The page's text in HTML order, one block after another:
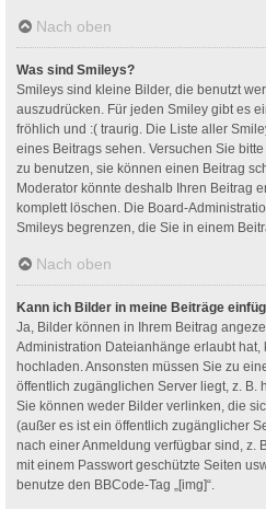
Nach oben
Was sind Smileys?
Smileys sind kleine Bilder, die benutzt
auszudrücken. Für jeden Smiley gibt es
fröhlich und :( traurig. Die Liste aller
eines Beitrags sehen. Versuchen Sie
zu benutzen, sie können einen Beitrag
Moderator könnte deshalb Ihren Beitrag
komplett löschen. Die Board-
Smileys begrenzen, die Sie in einem
Nach oben
Kann ich Bilder in meine Beiträge
Ja, Bilder können in Ihrem Beitrag
Administration Dateianhänge erlaubt
hochladen. Ansonsten müssen Sie zu
öffentlich zugänglichen Server liegt, z. B.
Sie können weder Bilder verlinken, die
(außer es ist ein öffentlich zugänglicher
nach einer Anmeldung verfügbar sind, z.
mit einem Passwort geschützte Seiten
benutze den BBCode-Tag „[img]“.